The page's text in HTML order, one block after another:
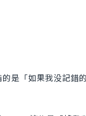
「如果我没記錯